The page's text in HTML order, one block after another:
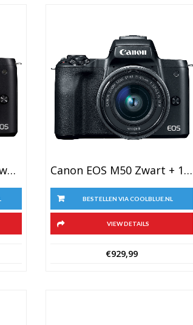
Canon EOS M50 Body Zwart + 18-150mm IS STM Canon EOS M50 Zwart + 15-45mm IS STM + 55-200mm IS STM
BESTELLEN VIA COOLBLUE.NL
VIEW DETAILS
€929,99